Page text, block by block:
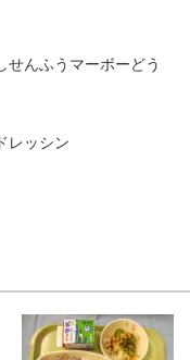
ーどう
ッシン